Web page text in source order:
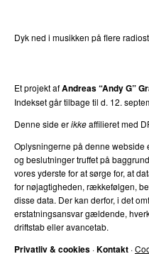
Dyk ned i musikken på flere
Et projekt afAndreas “Andy G”
Indekset går tilbage til d. 12.
Denne side erikkeaffilieret med
Oplysningerne på denne webside
og beslutninger truffet på
vores yderste for at sørge for, at
for nøjagtigheden, rækkefølgen,
disse data. Der kan derfor, i det
erstatningsansvar gældende,
driftstab eller avancetab.
Privatliv & cookies ·Kontakt ·